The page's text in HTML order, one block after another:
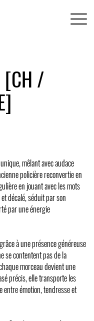
[CH /
mêlant avec audace
policière reconvertie en
en jouant avec les mots
décalé, séduit par son
par une énergie
à une présence généreuse
se contentent pas de la
morceau devient une
précis, elle transporte les
entre émotion, tendresse et